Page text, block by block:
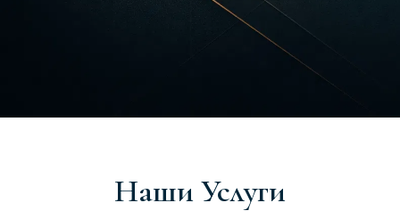
Наши Услуги